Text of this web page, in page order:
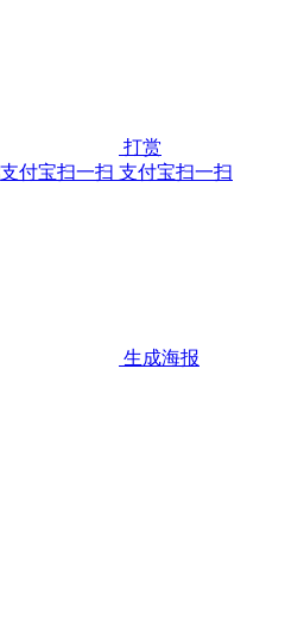
打赏
支付宝扫一扫
生成海报